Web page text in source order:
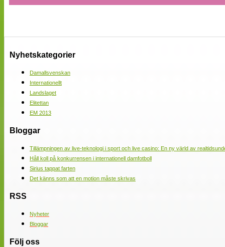
Nyhetskategorier
Damallsvenskan
Internationellt
Landslaget
Elitettan
EM 2013
Bloggar
Tillämpningen av live-teknologi i sport och live casino: En ny värld av
Håll koll på konkurrensen i internationell damfotboll
Sirius tappat farten
Det känns som att en motion måste skrivas
RSS
Nyheter
Bloggar
Följ oss